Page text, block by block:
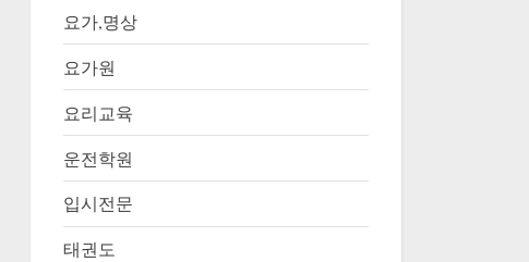
요가,명상
요가원
요리교육
운전학원
입시전문
태권도